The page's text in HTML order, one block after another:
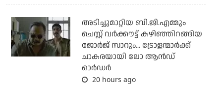
അടിച്ചുമാറ്റിയ ബി.ജി.എമ്മും
ചെസ്റ്റ് വര്‍ക്കൗട്ട് കഴിഞ്ഞിറങ്ങിയ
ജോര്‍ജ് സാറും... ട്രോളന്മാര്‍ക്ക്
ചാകരയായി ലോ ആന്‍ഡ്
ഓര്‍ഡര്‍
20 hours ago